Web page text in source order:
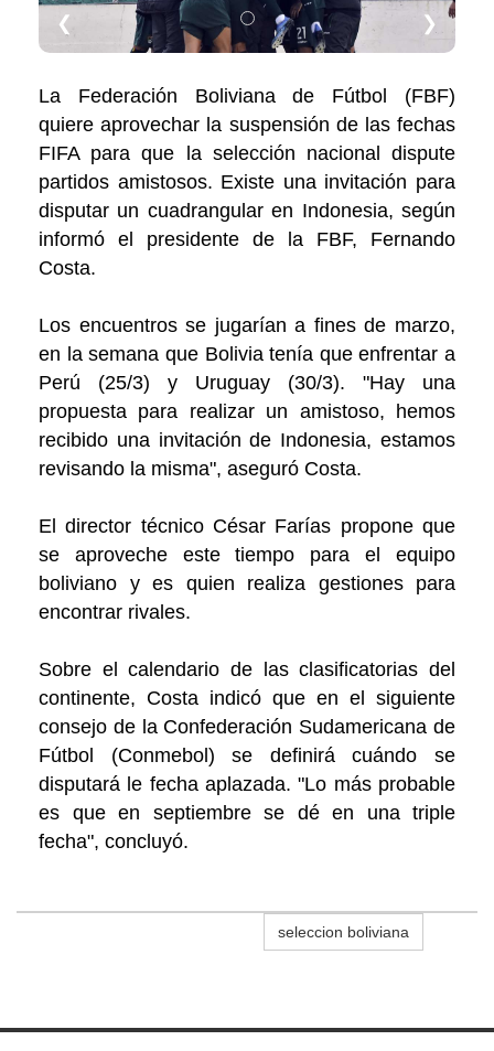
❮ ❯
La Federación Boliviana de Fútbol (FBF)
quiere aprovechar la suspensión de las fechas
FIFA para que la selección nacional dispute
partidos amistosos. Existe una invitación para
disputar un cuadrangular en Indonesia, según
informó el presidente de la FBF, Fernando
Costa.
Los encuentros se jugarían a fines de marzo,
en la semana que Bolivia tenía que enfrentar a
Perú (25/3) y Uruguay (30/3). "Hay una
propuesta para realizar un amistoso, hemos
recibido una invitación de Indonesia, estamos
revisando la misma", aseguró Costa.
El director técnico César Farías propone que
se aproveche este tiempo para el equipo
boliviano y es quien realiza gestiones para
encontrar rivales.
Sobre el calendario de las clasificatorias del
continente, Costa indicó que en el siguiente
consejo de la Confederación Sudamericana de
Fútbol (Conmebol) se definirá cuándo se
disputará le fecha aplazada. "Lo más probable
es que en septiembre se dé en una triple
fecha", concluyó.
seleccion boliviana